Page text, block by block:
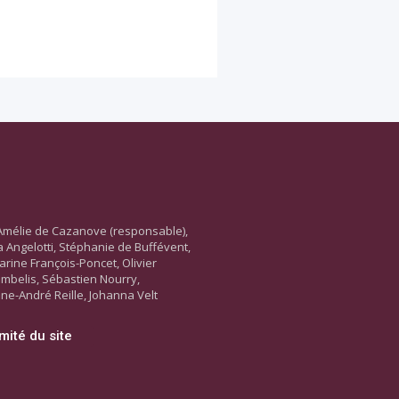
de Cazanove (responsable),
Angelotti, Stéphanie de Buffévent,
François-Poncet, Olivier
Sébastien Nourry,
André Reille, Johanna Velt
du site